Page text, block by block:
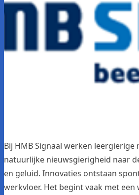
Bij HMB Signaal werken leergierige
natuurlijke nieuwsgierigheid naar
en geluid. Innovaties ontstaan
werkvloer. Het begint vaak met